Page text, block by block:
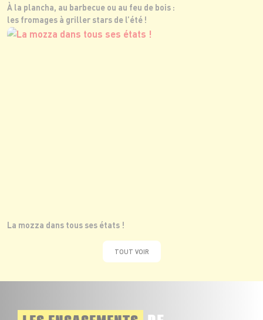
À la plancha, au barbecue ou au feu de bois :
les fromages à griller stars de l’été !
La mozza dans tous ses états !
TOUT VOIR